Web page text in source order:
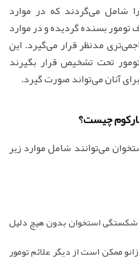
شامل می‌گردند که در موارد
بسنده گردیده و در موارد
مدنظر قرار می‌گیرد. این
تومور تحت تشخیص قرار بگیرند
آنان می‌تواند صورت گیرد.
چیست؟
می‌توانند شامل موارد زیر
استخوان بدون هیچ دلیل
ممکن است از دیگر علائم تومور